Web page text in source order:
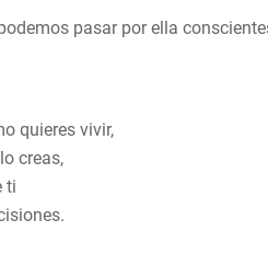
pasar por ella
quieres vivir,
creas,
ti